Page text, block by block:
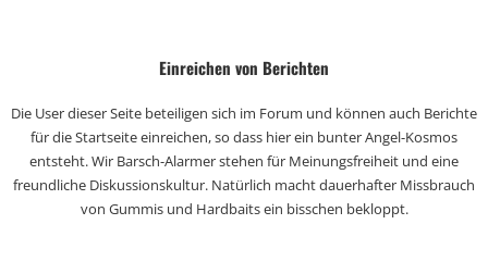
Einreichen von Berichten
Die User dieser Seite beteiligen sich im Forum und können auch Berichte
für die Startseite einreichen, so dass hier ein bunter Angel-Kosmos
entsteht. Wir Barsch-Alarmer stehen für Meinungsfreiheit und eine
freundliche Diskussionskultur. Natürlich macht dauerhafter Missbrauch
von Gummis und Hardbaits ein bisschen bekloppt.